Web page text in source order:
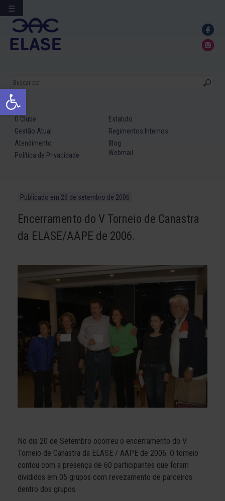
Abrir a barra de ferramentas
Ir
para
conteúdo
O Clube
Estatuto
Gestão Atual
Regimentos Internos
Atendimento
Blog
Política de Privacidade
Webmail
Publicado em 26 de setembro de 2006
Encerramento do V Torneio de Canastra
da ELASE/AAPE de 2006.
No dia 20 de Setembro ocorreu o encerramento do V
Torneio de Canastra da ELASE / AAPE de 2006. O torneio
contou com a presença de 60 participantes que foram
divididos em 05 grupos com revezamento de parceiros
dentro dos grupos.
☰